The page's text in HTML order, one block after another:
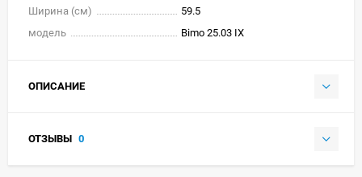
Ширина (см)
59.5
модель
Bimo 25.03 IX
ОПИСАНИЕ
ОТЗЫВЫ 0